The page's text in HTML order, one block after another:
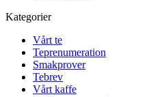
Kategorier
Vårt te
Teprenumeration
Smakprover
Tebrev
Vårt kaffe